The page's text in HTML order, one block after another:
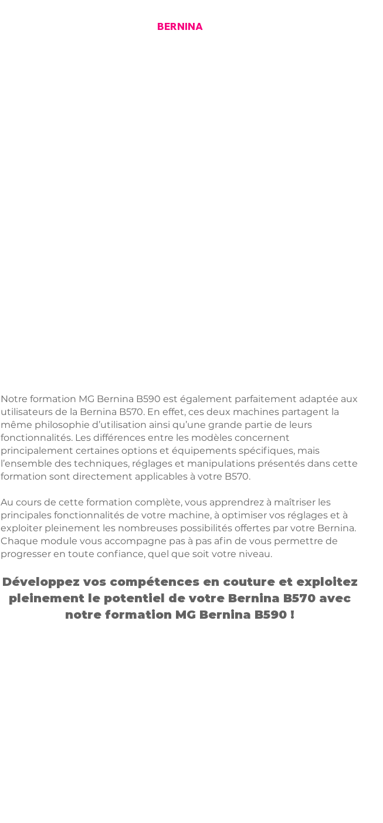
BERNINA
Notre formation MG Bernina B590 est également parfaitement adaptée aux
utilisateurs de la Bernina B570. En effet, ces deux machines partagent la
même philosophie d’utilisation ainsi qu’une grande partie de leurs
fonctionnalités. Les différences entre les modèles concernent
principalement certaines options et équipements spécifiques, mais
l’ensemble des techniques, réglages et manipulations présentés dans cette
formation sont directement applicables à votre B570.
Au cours de cette formation complète, vous apprendrez à maîtriser les
principales fonctionnalités de votre machine, à optimiser vos réglages et à
exploiter pleinement les nombreuses possibilités offertes par votre Bernina.
Chaque module vous accompagne pas à pas afin de vous permettre de
progresser en toute confiance, quel que soit votre niveau.
Développez vos compétences en couture et exploitez
pleinement le potentiel de votre Bernina B570 avec
notre formation MG Bernina B590 !